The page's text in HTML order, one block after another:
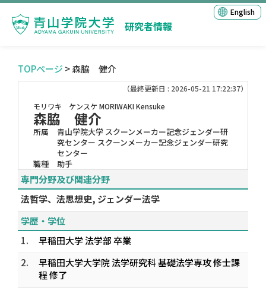
研究者情報
English
TOPページ > 森脇 健介
（最終更新日 : 2026-05-21 17:22:37）
モリワキ ケンスケ MORIWAKI Kensuke
森脇 健介
所属
青山学院大学 スクーンメーカー記念ジェンダー研
究センター スクーンメーカー記念ジェンダー研究
センター
職種
助手
専門分野及び関連分野
法哲学、法思想史, ジェンダー法学
学歴・学位
1.
早稲田大学 法学部 卒業
2.
早稲田大学大学院 法学研究科 基礎法学専攻 修士課
程 修了